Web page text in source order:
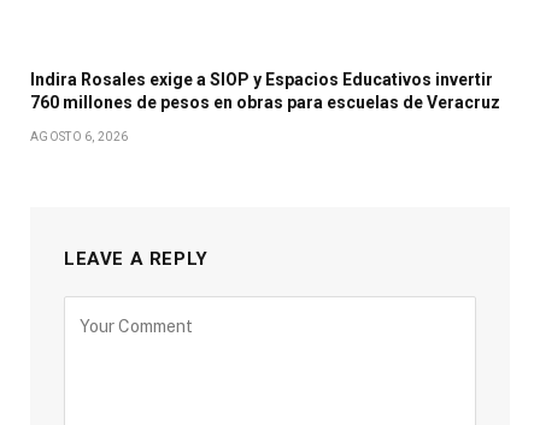
Indira Rosales exige a SIOP y Espacios Educativos invertir
760 millones de pesos en obras para escuelas de Veracruz
AGOSTO 6, 2026
LEAVE A REPLY